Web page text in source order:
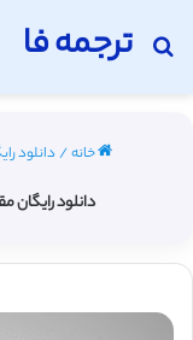
ترجمه فا
جستجو برای
خانه/ دانلود
دانلود